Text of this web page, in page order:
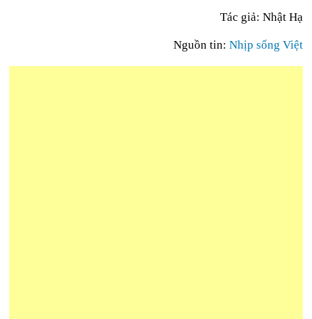
Tác giả: Nhật Hạ
Nguồn tin: Nhịp sống Việt